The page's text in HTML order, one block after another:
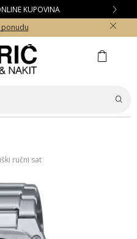
KUPOVINA
ručni sat